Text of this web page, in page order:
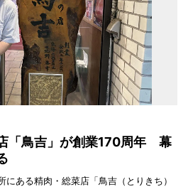
「鳥吉」が創業170周年 幕
ある精肉・総菜店「鳥吉（とりきち）